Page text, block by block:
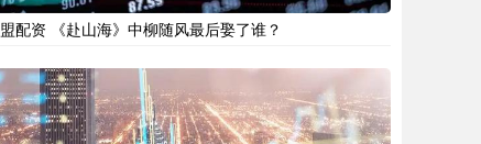
盟配资 《赴山海》中柳随风最后娶了谁？